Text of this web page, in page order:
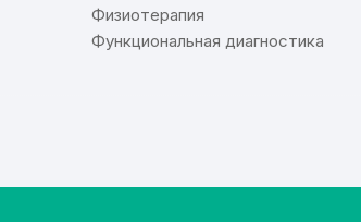
Физиотерапия
Функциональная диагностика